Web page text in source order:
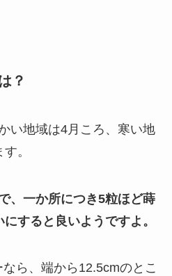
？
い地域は4月ころ、寒い地
。
、一か所につき5粒ほど蒔
すると良いようですよ。
ら、端から12.5cmのとこ